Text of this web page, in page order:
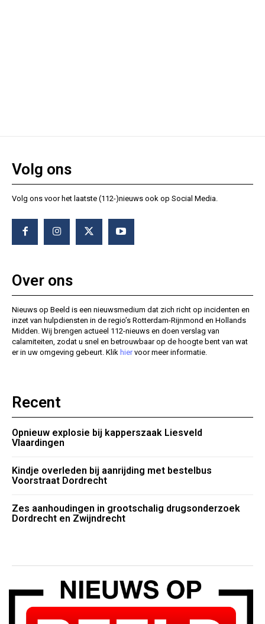
Volg ons
Volg ons voor het laatste (112-)nieuws ook op Social Media.
Over ons
Nieuws op Beeld is een nieuwsmedium dat zich richt op incidenten en
inzet van hulpdiensten in de regio’s Rotterdam-Rijnmond en Hollands
Midden. Wij brengen actueel 112-nieuws en doen verslag van
calamiteiten, zodat u snel en betrouwbaar op de hoogte bent van wat
er in uw omgeving gebeurt. Klik hiervoor meer informatie.
Recent
Opnieuw explosie bij kapperszaak Liesveld
Vlaardingen
Kindje overleden bij aanrijding met bestelbus
Voorstraat Dordrecht
Zes aanhoudingen in grootschalig drugsonderzoek
Dordrecht en Zwijndrecht